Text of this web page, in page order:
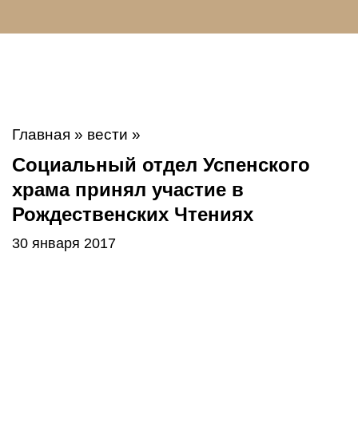
Главная » вести »
Социальный отдел Успенского
храма принял участие в
Рождественских Чтениях
30 января 2017